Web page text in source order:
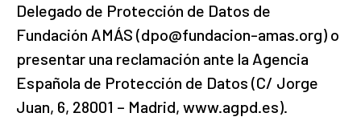
Delegado de Protección de Datos de
Fundación AMÁS (dpo@fundacion-amas.org) o
presentar una reclamación ante la Agencia
Española de Protección de Datos (C/ Jorge
Juan, 6, 28001 – Madrid, www.agpd.es).